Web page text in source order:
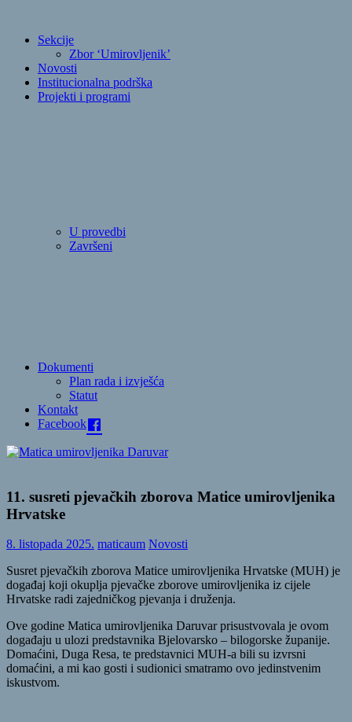
Sekcije
Zbor ‘Umirovljenik’
Novosti
Institucionalna podrška
Projekti i programi
U provedbi
Završeni
Dokumenti
Plan rada i izvješća
Statut
Kontakt
Facebook
11. susreti pjevačkih zborova Matice umirovljenika
Hrvatske
8. listopada 2025. maticaum Novosti
Susret pjevačkih zborova Matice umirovljenika Hrvatske (MUH) je
događaj koji okuplja pjevačke zborove umirovljenika iz cijele
Hrvatske radi zajedničkog pjevanja i druženja.
Ove godine Matica umirovljenika Daruvar prisustvovala je ovom
događaju u ulozi predstavnika Bjelovarsko – bilogorske županije.
Domaćini, Duga Resa, te predstavnici MUH-a bili su izvrsni
domaćini, a mi kao gosti i sudionici smatramo ovo jedinstvenim
iskustvom.